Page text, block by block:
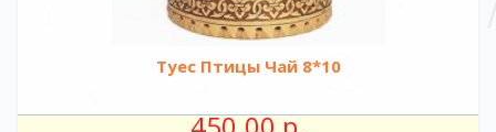
Туес Птицы Чай 8*10